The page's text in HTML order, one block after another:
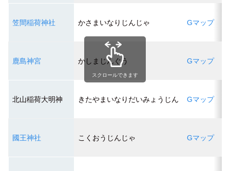
笠間稲荷神社 かさまいなりじんじゃ Gマップ
鹿島神宮 かしまじんぐう Gマップ
北山稲荷大明神 きたやまいなりだいみょうじん Gマップ
國王神社 こくおうじんじゃ Gマップ
スクロールできます